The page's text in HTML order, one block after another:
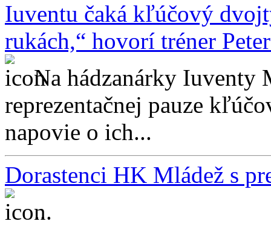
Iuventu čaká kľúčový
rukách,“ hovorí tréner
Na hádzanárky Iuventy
reprezentačnej pauze
napovie o ich...
Dorastenci HK Mládež s
...